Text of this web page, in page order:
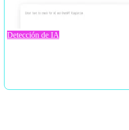
Detección de IA